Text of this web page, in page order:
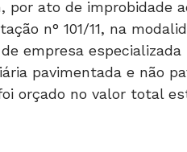
por ato de improbidade
n° 101/11, na
empresa especializada
pavimentada e não
orçado no valor total